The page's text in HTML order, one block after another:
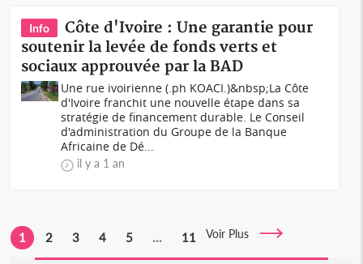
Info
Côte d'Ivoire : Une garantie pour
soutenir la levée de fonds verts et
sociaux approuvée par la BAD
Une rue ivoirienne (.ph KOACI.)&nbsp;La Côte
d'Ivoire franchit une nouvelle étape dans sa
stratégie de financement durable. Le Conseil
d'administration du Groupe de la Banque
Africaine de Dé...
il y a 1 an
1 2 3 4 5 ... 11 Voir Plus